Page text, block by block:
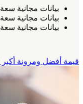
بيانات مجانية سعة 1 GB لمدة 3 أشهر
بيانات مجانية سعة 2 GB لمدة شهران
بيانات مجانية سعة10 GB لمدة شهر
قيمة أفضل ومرونة أكبر